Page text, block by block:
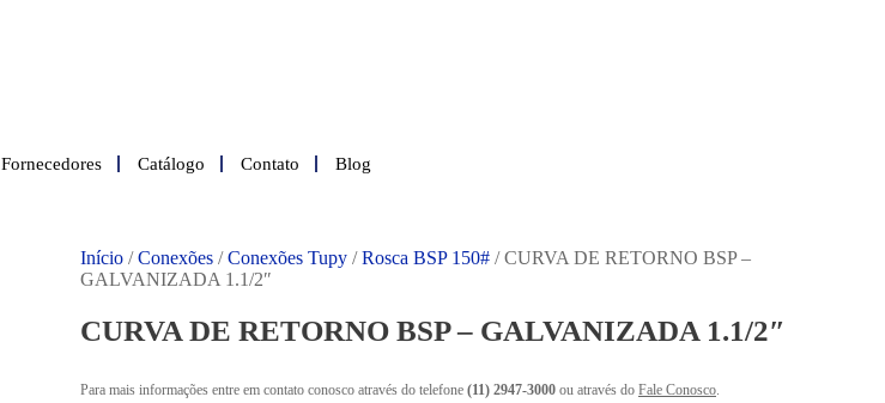
Fornecedores Catálogo Contato Blog
Início /Conexões /Conexões Tupy /Rosca BSP 150# / CURVA DE RETORNO BSP –
GALVANIZADA 1.1/2″
CURVA DE RETORNO BSP – GALVANIZADA 1.1/2″
Para mais informações entre em contato conosco através do telefone (11) 2947-3000 ou através do Fale Conosco.